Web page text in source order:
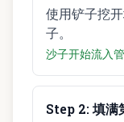
使用铲子挖
子。
沙子开始流入
Step 2:填满